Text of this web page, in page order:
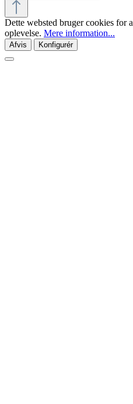
Dette websted bruger cookies for
oplevelse. Mere information...
Afvis Konfigurér